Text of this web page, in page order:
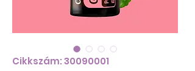
Cikkszám: 30090001